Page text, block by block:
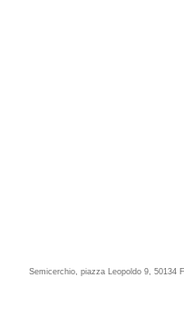
Semicerchio, piazza Leopoldo 9, 50134